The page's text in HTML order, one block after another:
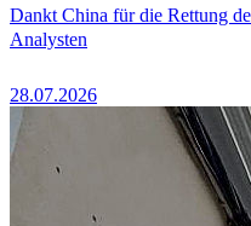
Dankt China für die Rettung
Analysten
28.07.2026